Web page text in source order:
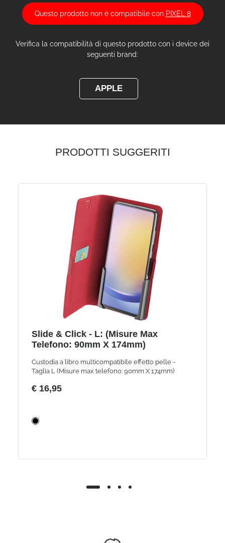
Questo prodotto non è compatibile con PIXEL 8
Verifica la compatibilità di questo prodotto con i device dei
seguenti brand:
APPLE
PRODOTTI SUGGERITI
Slide & Click - L: (Misure Max
Telefono: 90mm X 174mm)
Custodia a libro multicompatibile effetto pelle -
Taglia L (Misure max telefono: 90mm X 174mm)
€ 16,95